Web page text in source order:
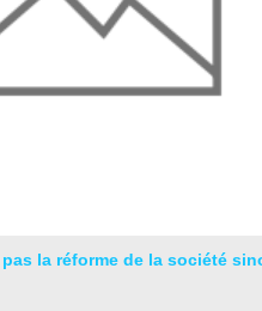
la réforme de la société